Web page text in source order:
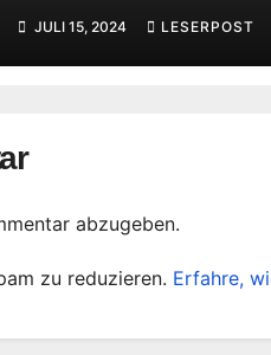
JULI 15, 2024 LESERPOST
abzugeben.
zu reduzieren. Erfahre,